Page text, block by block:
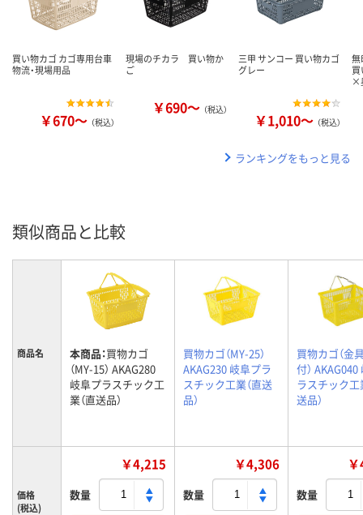
買い物カゴ カゴ専用台車
物流・現場用品
￥670～ （税込）
現場のチカラ 買い物か
ご
￥690～ （税込）
三甲 サンコー 買い物カゴ
グレー
￥1,010～ （税込）
無
×
ランキングをもっと見る
類似商品と比較
商品名 本商品：買物カゴ
（MY-15） AKAG280
岐阜プラスチック工
業（直送品）
買物カゴ（MY-25）
AKAG230 岐阜プラ
スチック工業（直送
品）
買物カゴ（金
付）
ラスチック工
送品）
価格
(税込)
￥4,215
数量
￥4,306
数量 数量